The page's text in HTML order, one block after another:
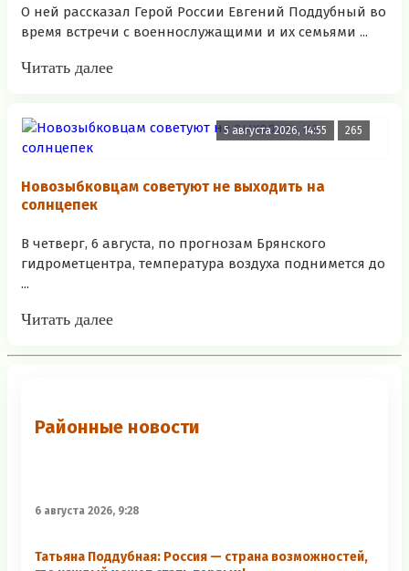
О ней рассказал Герой России Евгений Поддубный во
время встречи с военнослужащими и их семьями ...
Читать далее
5 августа 2026, 14:55 265
Новозыбковцам советуют не выходить на
солнцепек
В четверг, 6 августа, по прогнозам Брянского
гидрометцентра, температура воздуха поднимется до
...
Читать далее
Районные новости
6 августа 2026, 9:28
Татьяна Поддубная: Россия — страна возможностей,